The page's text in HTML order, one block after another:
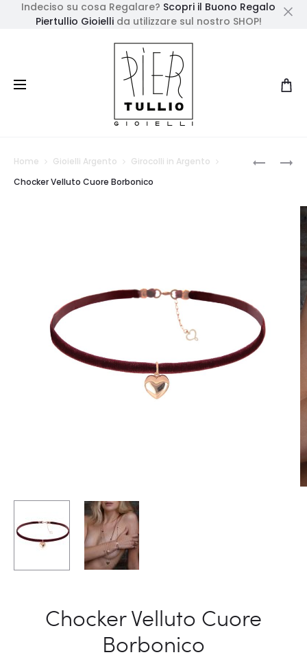
Indeciso su cosa Regalare? Scopri il Buono Regalo
Piertullio Gioiellida utilizzare sul nostro SHOP!
Home Gioielli Argento
Girocolli in Argento
Chocker Velluto Cuore Borbonico
Chocker Velluto Cuore
Borbonico